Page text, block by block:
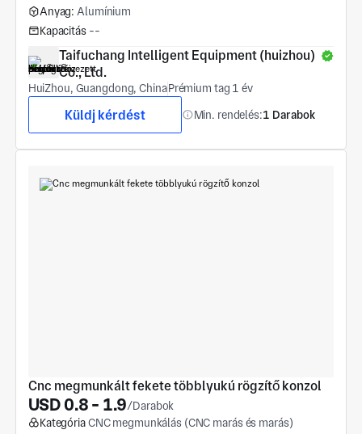
Anyag: Alumínium
Kapacitás --
Taifuchang Intelligent Equipment (huizhou)
Co., Ltd.
HuiZhou, Guangdong, ChinaPrémium tag 1 év
Küldj kérdést Min. rendelés:1 Darabok
Cnc megmunkált fekete többlyukú rögzítő konzol
USD 0.8 - 1.9/Darabok
KategóriaCNC megmunkálás (CNC marás és marás)